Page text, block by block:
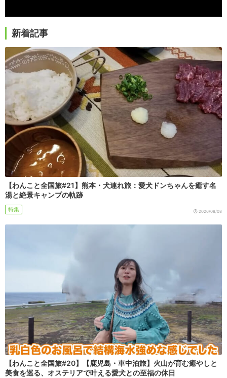
新着記事
【わんこと全国旅#21】熊本・犬連れ旅：愛犬ドンちゃんを癒す名
湯と絶景キャンプの軌跡
特集 2026/08/08
【わんこと全国旅#20】【鹿児島・車中泊旅】火山が育む癒やしと
美食を巡る、オステリアで叶える愛犬との至福の休日